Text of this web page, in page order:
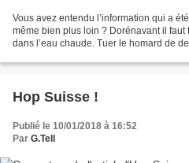
Vous avez entendu l’information qui a
même bien plus loin ? Dorénavant il
dans l’eau chaude. Tuer le homard de
Hop Suisse !
Publié le 10/01/2018 à 16:52
Par G.Tell